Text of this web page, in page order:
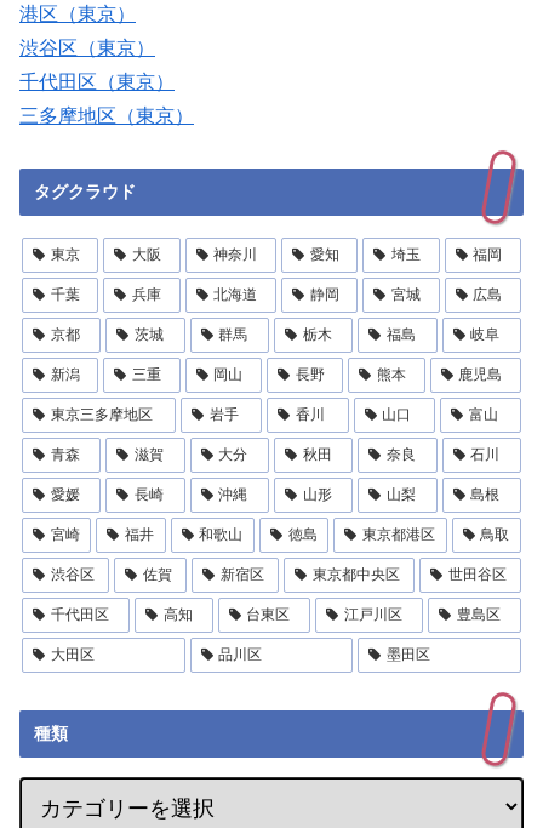
港区（東京）
渋谷区（東京）
千代田区（東京）
三多摩地区（東京）
タグクラウド
東京 大阪 神奈川 愛知 埼玉 福岡
千葉 兵庫 北海道 静岡 宮城 広島
京都 茨城 群馬 栃木 福島 岐阜
新潟 三重 岡山 長野 熊本 鹿児島
東京三多摩地区 岩手 香川 山口 富山
青森 滋賀 大分 秋田 奈良 石川
愛媛 長崎 沖縄 山形 山梨 島根
宮崎 福井 和歌山 徳島 東京都港区 鳥取
渋谷区 佐賀 新宿区 東京都中央区 世田谷区
千代田区 高知 台東区 江戸川区 豊島区
大田区 品川区 墨田区
種類